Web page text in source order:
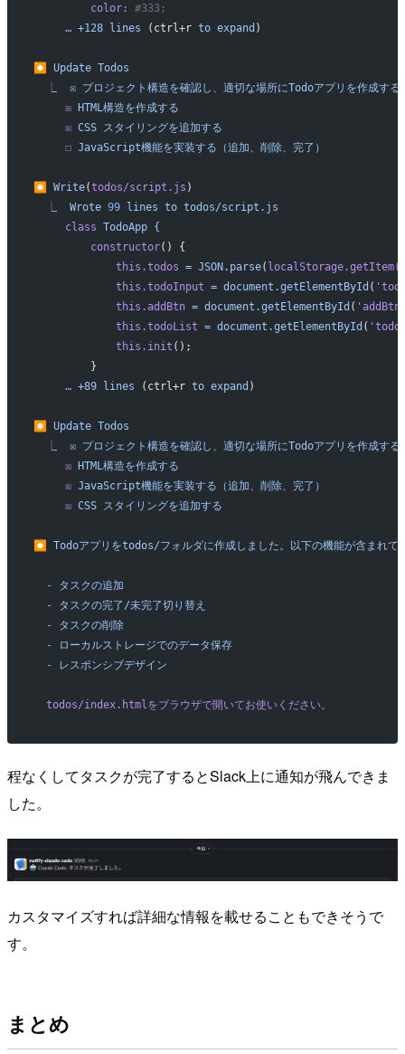
         color:
#333;
     …
+128 lines (ctrl+r to expand )
⏺ Update Todos
  ☒
プロジェクト構造を確認し、適切な場所にTodoアプリを作成する
     ☒
HTML構造を作成する
     ☒
CSS スタイリングを追加する
     ☐
JavaScript機能を実装する（追加、削除、完了）
⏺ Write(todos/script.js )
  Wrote
99 lines to todos/script.js
     class
TodoApp {
         constructor
() {
             this.todos
= JSON.parse( localStorage.getItem(
             this.todoInput
= document.getElementById (
             this.addBtn
= document.getElementById (
             this.todoList
= document.getElementById (
             this.init
();
         }
     …
+89 lines (ctrl+r to expand )
⏺ Update Todos
  ☒
プロジェクト構造を確認し、適切な場所にTodoアプリを作成する
     ☒
HTML構造を作成する
     ☒
JavaScript機能を実装する（追加、削除、完了）
     ☒
CSS スタイリングを追加する
⏺ Todoアプリをtodos/フォルダに作成しました。以下の機能が含まれて
  -
タスクの追加
  -
タスクの完了/未完了切り替え
  -
タスクの削除
  -
ローカルストレージでのデータ保存
  -
レスポンシブデザイン
  todos/index.htmlをブラウザで開いてお使いください。
程なくしてタスクが完了するとSlack上に通知が飛んできま
した。
カスタマイズすれば詳細な情報を載せることもできそうで
す。
まとめ